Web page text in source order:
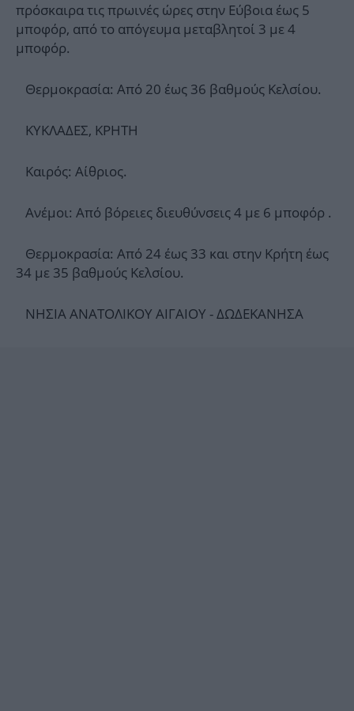
πρόσκαιρα τις πρωινές ώρες στην Εύβοια έως 5
μποφόρ, από το απόγευμα μεταβλητοί 3 με 4
μποφόρ.
Θερμοκρασία: Από 20 έως 36 βαθμούς Κελσίου.
ΚΥΚΛΑΔΕΣ, ΚΡΗΤΗ
Καιρός: Αίθριος.
Ανέμοι: Από βόρειες διευθύνσεις 4 με 6 μποφόρ .
Θερμοκρασία: Από 24 έως 33 και στην Κρήτη έως
34 με 35 βαθμούς Κελσίου.
ΝΗΣΙΑ ΑΝΑΤΟΛΙΚΟΥ ΑΙΓΑΙΟΥ - ΔΩΔΕΚΑΝΗΣΑ